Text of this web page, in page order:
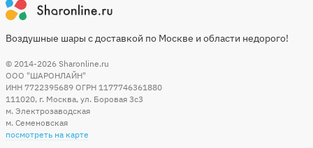
Воздушные шары с доставкой по Москве и области недорого!
© 2014-2026 Sharonline.ru
ООО "ШАРОНЛАЙН"
ИНН 7722395689 ОГРН 1177746361880
111020, г. Москва, ул. Боровая 3c3
м. Электрозаводская
м. Семеновская
посмотреть на карте